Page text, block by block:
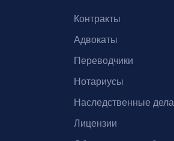
Контракты
Адвокаты
Переводчики
Нотариусы
Наследственные дела
Лицензии